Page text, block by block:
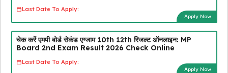
Last Date To Apply:
Apply Now
चेक करें एमपी बोर्ड सेकंड एग्जाम 10th 12th रिजल्ट ऑनलाइन: MP
Board 2nd Exam Result 2026 Check Online
Last Date To Apply:
Apply Now